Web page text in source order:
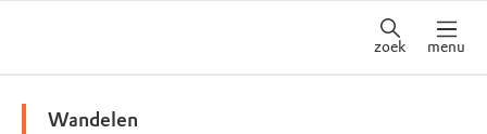
zoek menu
Wandelen